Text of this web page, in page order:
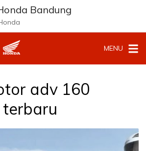
Bandung
MENU
adv 160